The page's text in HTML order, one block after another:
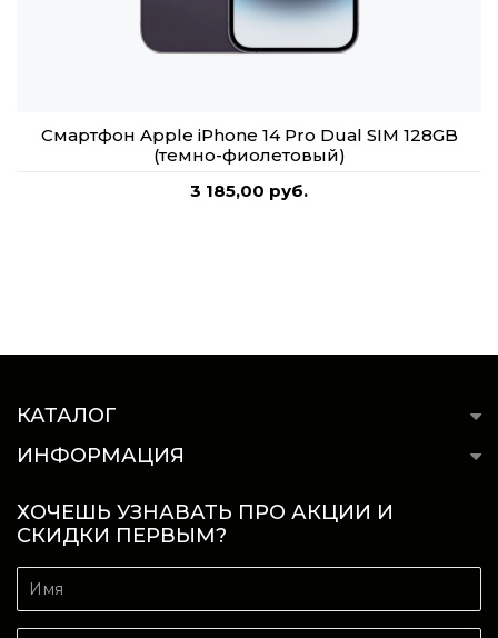
Смартфон Apple iPhone 14 Pro Dual SIM 128GB
(темно-фиолетовый)
3 185,00 руб.
КАТАЛОГ
ИНФОРМАЦИЯ
ХОЧЕШЬ УЗНАВАТЬ ПРО АКЦИИ И
СКИДКИ ПЕРВЫМ?